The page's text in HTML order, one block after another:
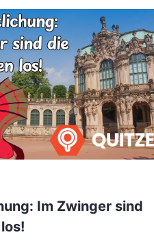
Im Zwinger sind